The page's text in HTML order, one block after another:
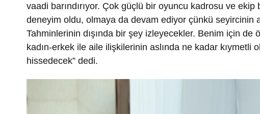
vaadi barındırıyor. Çok güçlü bir oyuncu kadrosu ve
deneyim oldu, olmaya da devam ediyor çünkü seyircinin
Tahminlerinin dışında bir şey izleyecekler. Benim için
kadın-erkek ile aile ilişkilerinin aslında ne kadar kıymetli
hissedecek” dedi.